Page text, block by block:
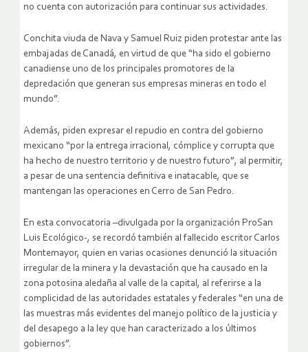
no cuenta con autorización para continuar sus actividades.
Conchita viuda de Nava y Samuel Ruiz piden protestar ante las
embajadas de Canadá, en virtud de que “ha sido el gobierno
canadiense uno de los principales promotores de la
depredación que generan sus empresas mineras en todo el
mundo”.
Además, piden expresar el repudio en contra del gobierno
mexicano “por la entrega irracional, cómplice y corrupta que
ha hecho de nuestro territorio y de nuestro futuro”, al permitir,
a pesar de una sentencia definitiva e inatacable, que se
mantengan las operaciones en Cerro de San Pedro.
En esta convocatoria –divulgada por la organización ProSan
Luis Ecológico-, se recordó también al fallecido escritor Carlos
Montemayor, quien en varias ocasiones denunció la situación
irregular de la minera y la devastación que ha causado en la
zona potosina aledaña al valle de la capital, al referirse a la
complicidad de las autoridades estatales y federales “en una de
las muestras más evidentes del manejo político de la justicia y
del desapego a la ley que han caracterizado a los últimos
gobiernos”.